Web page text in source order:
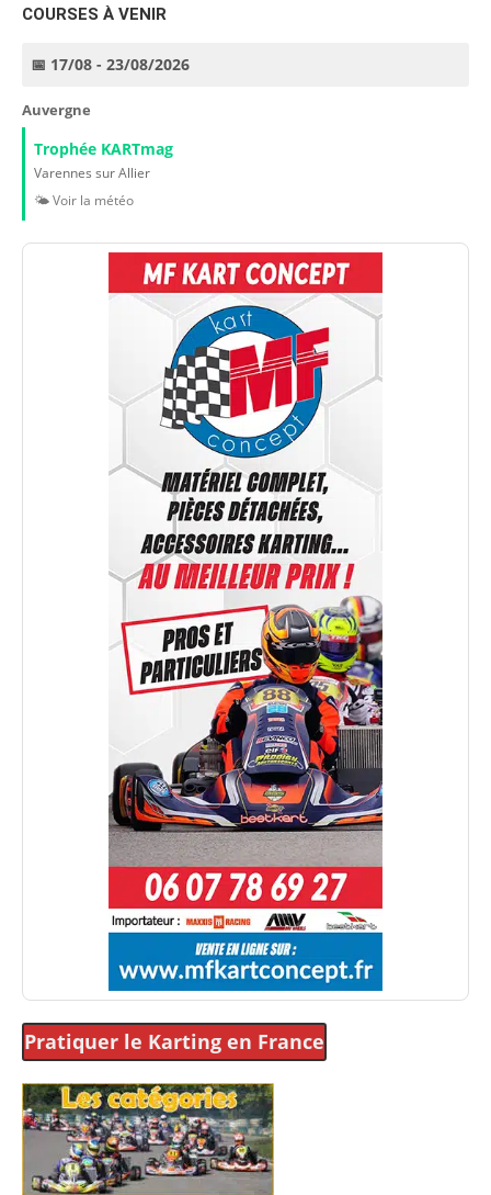
COURSES À VENIR
📅 17/08 - 23/08/2026
Auvergne
Trophée KARTmag
Varennes sur Allier
🌤️ Voir la météo
Pratiquer le Karting en France